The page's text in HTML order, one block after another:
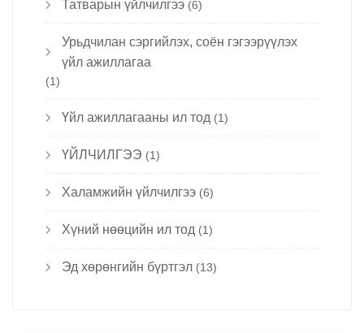
Татварын үйлчилгээ (6)
Урьдчилан сэргийлэх, соён гэгээрүүлэх
үйл ажиллагаа
(1)
Үйл ажиллагааны ил тод (1)
ҮЙЛЧИЛГЭЭ (1)
Халамжийн үйлчилгээ (6)
Хүний нөөцийн ил тод (1)
Эд хөрөнгийн бүртгэл (13)